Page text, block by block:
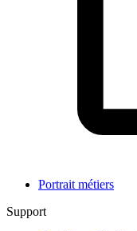
Portrait métiers
Support